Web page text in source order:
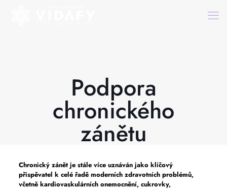
Podpora
chronického
zánětu
Chronický zánět je stále více uznáván jako klíčový
přispěvatel k celé řadě moderních zdravotních problémů,
včetně kardiovaskulárních onemocnění, cukrovky,